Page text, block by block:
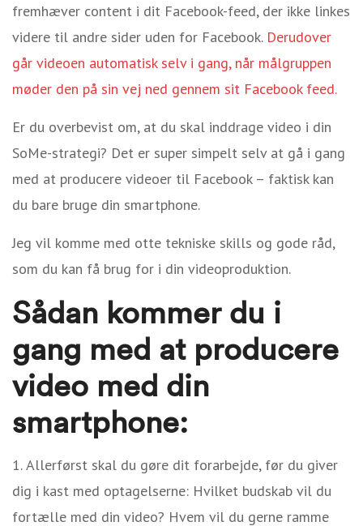
fremhæver content i dit Facebook-feed, der ikke linkes
videre til andre sider uden for Facebook. Derudover
går videoen automatisk selv i gang, når målgruppen
møder den på sin vej ned gennem sit Facebook feed.
Er du overbevist om, at du skal inddrage video i din
SoMe-strategi? Det er super simpelt selv at gå i gang
med at producere videoer til Facebook – faktisk kan
du bare bruge din smartphone.
Jeg vil komme med otte tekniske skills og gode råd,
som du kan få brug for i din videoproduktion.
Sådan kommer du i
gang med at producere
video med din
smartphone:
Allerførst skal du gøre dit forarbejde, før du giver
dig i kast med optagelserne: Hvilket budskab vil du
fortælle med din video? Hvem vil du gerne ramme